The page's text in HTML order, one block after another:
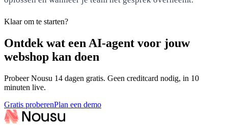
Klaar om te starten?
Ontdek wat een AI-agent voor jouw
webshop kan doen
Probeer Nousu 14 dagen gratis. Geen creditcard nodig, in 10
minuten live.
Gratis proberenPlan een demo